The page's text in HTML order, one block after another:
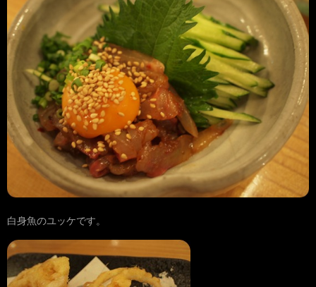
白身魚のユッケです。